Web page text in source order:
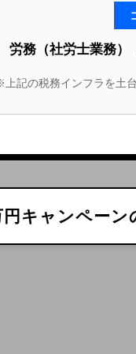
労務（社労士業務）
記の税務インフラを土
キャンペーン